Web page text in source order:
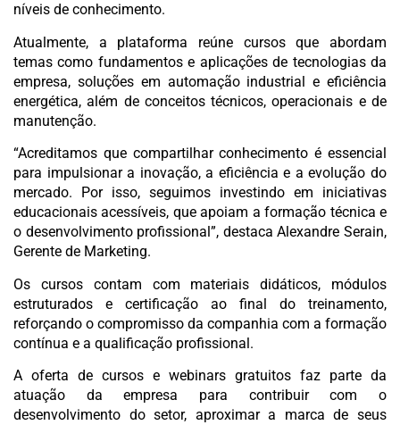
níveis de conhecimento.
Atualmente, a plataforma reúne cursos que abordam
temas como fundamentos e aplicações de tecnologias da
empresa, soluções em automação industrial e eficiência
energética, além de conceitos técnicos, operacionais e de
manutenção.
“Acreditamos que compartilhar conhecimento é essencial
para impulsionar a inovação, a eficiência e a evolução do
mercado. Por isso, seguimos investindo em iniciativas
educacionais acessíveis, que apoiam a formação técnica e
o desenvolvimento profissional”, destaca Alexandre Serain,
Gerente de Marketing.
Os cursos contam com materiais didáticos, módulos
estruturados e certificação ao final do treinamento,
reforçando o compromisso da companhia com a formação
contínua e a qualificação profissional.
A oferta de cursos e webinars gratuitos faz parte da
atuação da empresa para contribuir com o
desenvolvimento do setor, aproximar a marca de seus